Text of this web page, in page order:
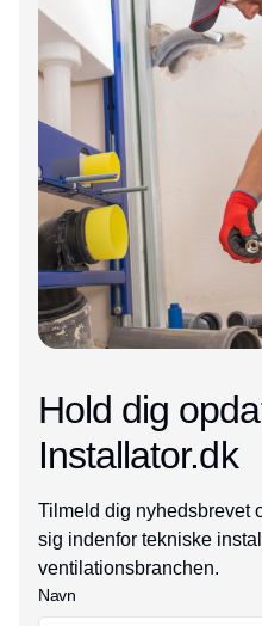
Hold dig
Installator.dk
Tilmeld dig nyhedsbrevet
sig indenfor tekniske
ventilationsbranchen.
Navn